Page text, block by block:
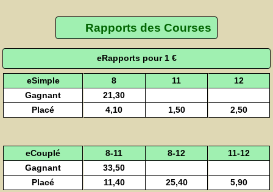
Rapports des Courses
eRapports pour 1 €
eSimple 8 11
12
Gagnant
21,30
Placé
4,10 1,50 2,50
eCouplé 8-11 8-12
11-12
Gagnant
33,50
Placé
11,40 25,40 5,90